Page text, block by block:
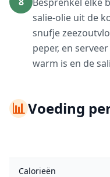
salie-olie uit de
snufje
peper, en
warm is en de
📊Voeding
Calorieën